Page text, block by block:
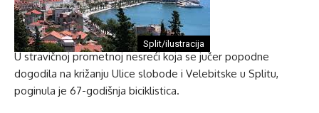
Split/ilustracija
U stravičnoj prometnoj nesreći koja se jučer popodne
dogodila na križanju Ulice slobode i Velebitske u Splitu,
poginula je 67-godišnja biciklistica.